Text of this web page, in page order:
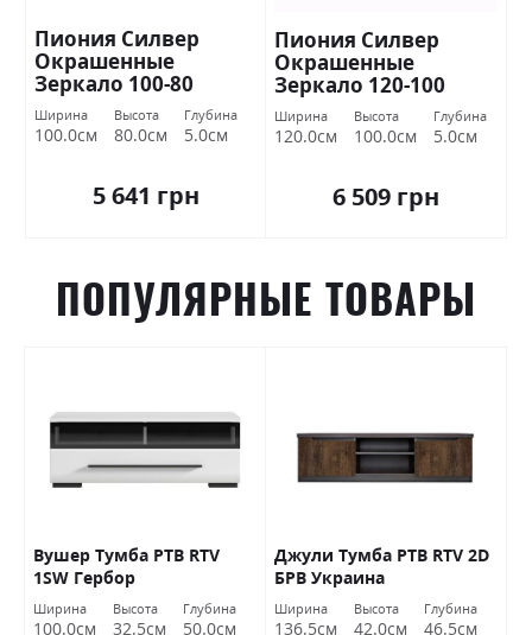
Пиония Силвер
Окрашенные
Зеркало 100-80
Миромарк
Ширина
100.0см
Высота
80.0см
Глубина
5.0см
5 641 грн
Пиония Силвер
Окрашенные
Зеркало 120-100
Миромарк
Ширина
120.0см
Высота
100.0см
Глубина
5.0см
6 509 грн
ПОПУЛЯРНЫЕ ТОВАРЫ
Вушер Тумба РТВ RTV
1SW Гербор
Ширина
100.0см
Высота
32.5см
Глубина
50.0см
Джули Тумба РТВ RTV 2D
БРВ ​​Украина
Ширина
136.5см
Высота
42.0см
Глубина
46.5см